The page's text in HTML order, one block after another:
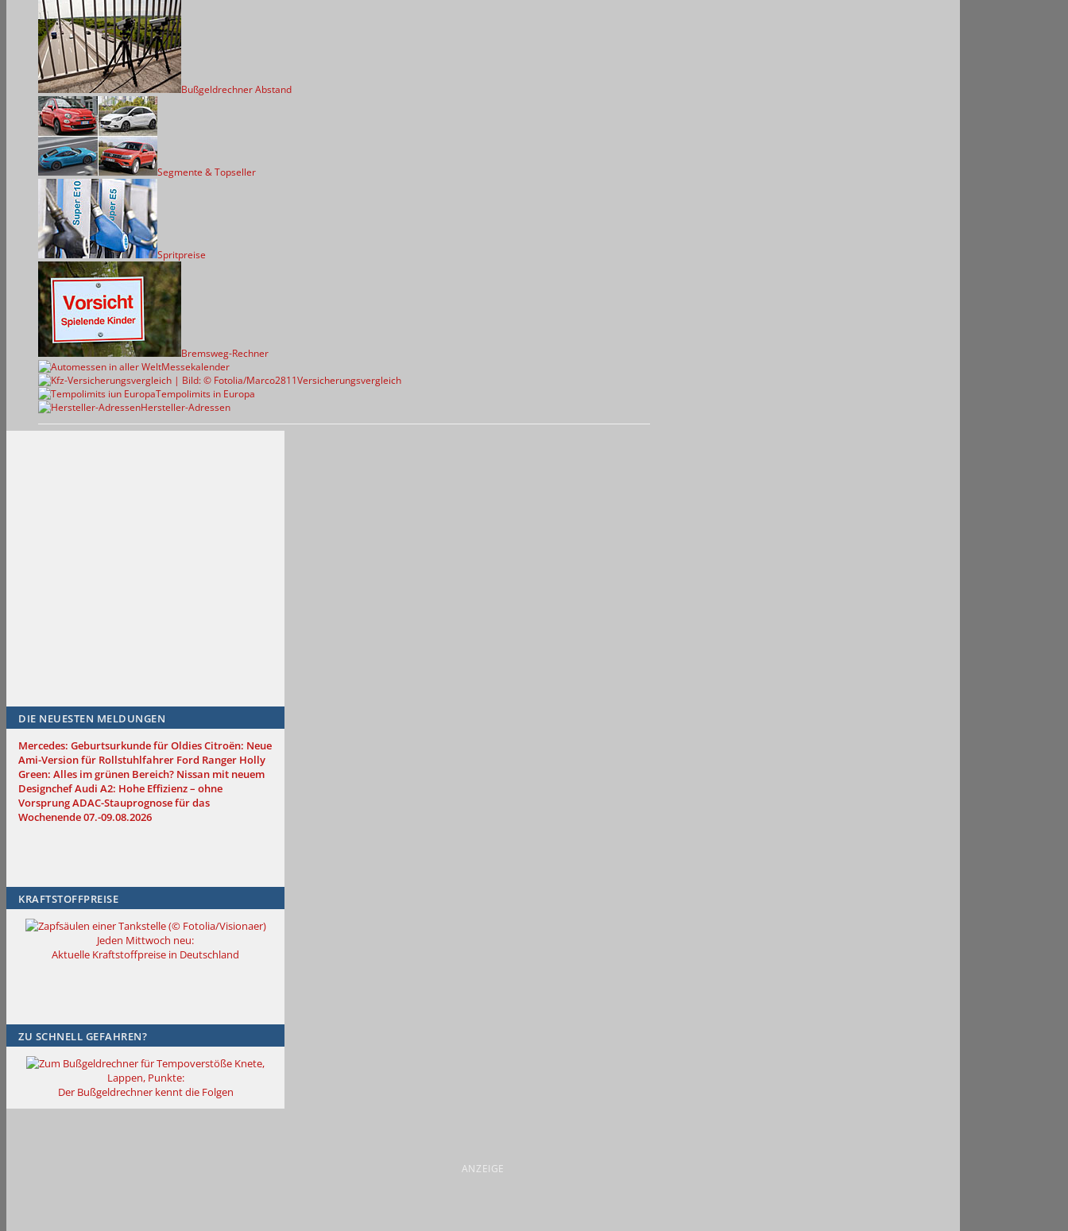
Bußgeldrechner Abstand
Segmente & Topseller
Spritpreise
Bremsweg-Rechner
Messekalender
Versicherungsvergleich
Tempolimits in Europa
Hersteller-Adressen
DIE NEUESTEN MELDUNGEN
Mercedes: Geburtsurkunde für OldiesCitroën: Neue
Ami-Version für Rollstuhlfahrer Ford Ranger Holly
Green: Alles im grünen Bereich? Nissan mit neuem
DesignchefAudi A2: Hohe Effizienz – ohne
VorsprungADAC-Stauprognose für das
Wochenende 07.-09.08.2026
KRAFTSTOFFPREISE
Jeden Mittwoch neu:
Aktuelle Kraftstoffpreise in Deutschland
ZU SCHNELL GEFAHREN?
Knete,
Lappen, Punkte:
Der Bußgeldrechner kennt die Folgen
ANZEIGE